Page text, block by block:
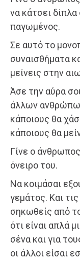
να κάτσει
παγωμένος.
Σε αυτό το
συναισθήματα
μείνεις στην
Άσε την αύρα
άλλων
κάποιους θα
κάποιους θα
Γίνε ο
όνειρο του.
Να κοιμάσαι
γεμάτος. Και
σηκωθείς από
ότι είναι απλά
σένα και για
οι άλλοι είσαι